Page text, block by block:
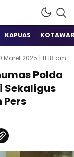
KAPUAS
Maret 2025 | 11:18 am
Polda
Sekaligus
Pers